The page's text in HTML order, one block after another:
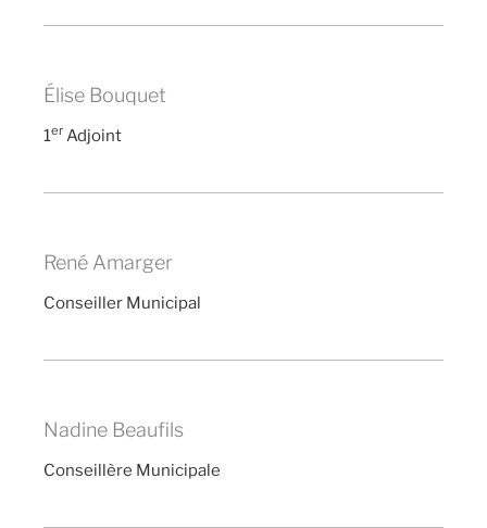
Élise Bouquet
1er Adjoint
René Amarger
Conseiller Municipal
Nadine Beaufils
Conseillère Municipale